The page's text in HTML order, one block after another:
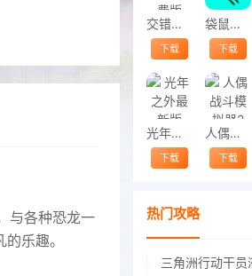
与各种恐龙一
乐趣。
交错战线免费版
下载
袋鼠跑3d最新版(kangaroo runner 3d)
下载
光年之外最新版
下载
人偶战斗模拟器2
下载
热门攻略